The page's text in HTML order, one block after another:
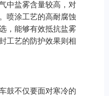
中盐雾含量较高，对
喷涂工艺的高耐腐蚀
，能够有效抵抗盐雾
工艺的防护效果则相
鼓不仅要面对寒冷的